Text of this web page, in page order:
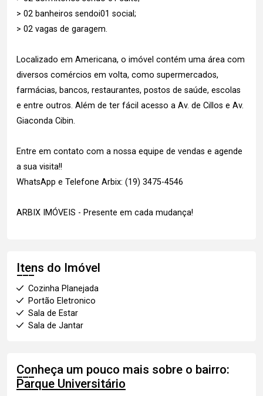
> 02 banheiros sendoi01 social;
> 02 vagas de garagem.
Localizado em Americana, o imóvel contém uma área com
diversos comércios em volta, como supermercados,
farmácias, bancos, restaurantes, postos de saúde, escolas
e entre outros. Além de ter fácil acesso a Av. de Cillos e Av.
Giaconda Cibin.
Entre em contato com a nossa equipe de vendas e agende
a sua visita!!
WhatsApp e Telefone Arbix: (19) 3475-4546
ARBIX IMÓVEIS - Presente em cada mudança!
Itens do Imóvel
Cozinha Planejada
Portão Eletronico
Sala de Estar
Sala de Jantar
Conheça um pouco mais sobre o bairro:
Parque Universitário